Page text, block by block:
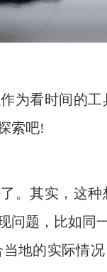
为看时间的
索吧!
。其实，这
题，比如同
地的实际情